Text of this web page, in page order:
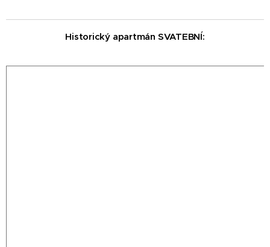
Historický apartmán SVATEBNÍ: